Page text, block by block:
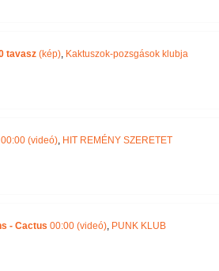
tavasz(kép), Kaktuszok-pozsgások klubja
(videó), HIT REMÉNY SZERETET
- Cactus 00:00 (videó), PUNK KLUB